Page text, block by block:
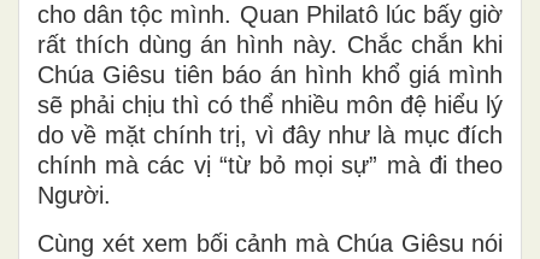
cho dân tộc mình. Quan Philatô lúc bấy giờ
rất thích dùng án hình này. Chắc chắn khi
Chúa Giêsu tiên báo án hình khổ giá mình
sẽ phải chịu thì có thể nhiều môn đệ hiểu lý
do về mặt chính trị, vì đây như là mục đích
chính mà các vị “từ bỏ mọi sự” mà đi theo
Người.
Cùng xét xem bối cảnh mà Chúa Giêsu nói